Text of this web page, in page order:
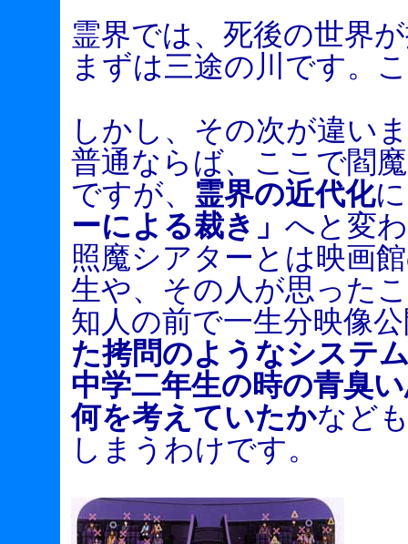
霊界では、死後の世界
まずは三途の川です。
しかし、その次が違い
普通ならば、ここで閻
ですが、 霊界の近代化
ーによる裁き」 へと変
照魔シアターとは映画
生や、その人が思った
知人の前で一生分映像
た拷問のようなシステ
中学二年生の時の青臭
何を考えていたかなど
しまうわけです。